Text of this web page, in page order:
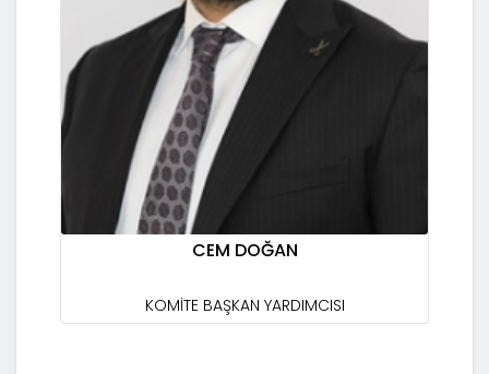
CEM DOĞAN
KOMİTE BAŞKAN YARDIMCISI